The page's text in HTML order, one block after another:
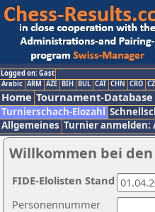
Logged on: Gast
Arabic ARM AZE BIH BUL CAT CHN CRO
Home Tournament-Database
Turnierschach-Elozahl
Allgemeines Turnier anmelden:
Willkommen bei
Personennummer
FIDE-Elolisten Stand